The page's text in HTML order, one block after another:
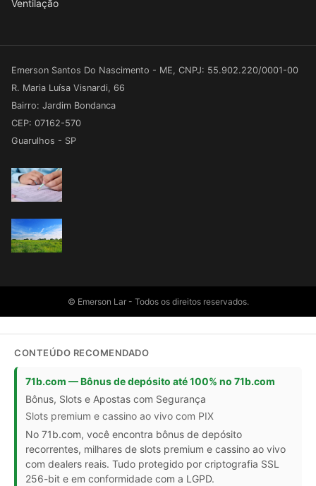
Ventilação
Emerson Santos Do Nascimento - ME, CNPJ: 55.902.220/0001-00
R. Maria Luísa Visnardi, 66
Bairro: Jardim Bondanca
CEP: 07162-570
Guarulhos - SP
© Emerson Lar - Todos os direitos reservados.
CONTEÚDO RECOMENDADO
71b.com — Bônus de depósito até 100% no 71b.com
Bônus, Slots e Apostas com Segurança
Slots premium e cassino ao vivo com PIX
No 71b.com, você encontra bônus de depósito
recorrentes, milhares de slots premium e cassino ao vivo
com dealers reais. Tudo protegido por criptografia SSL
256-bit e em conformidade com a LGPD.